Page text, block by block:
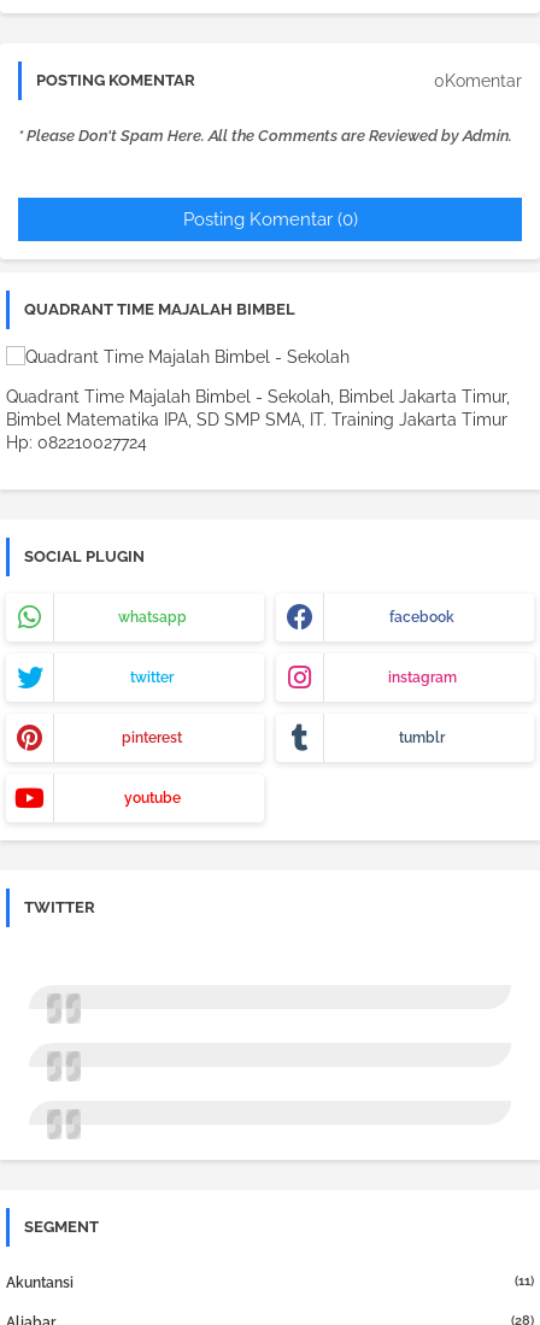
POSTING KOMENTAR 0Komentar
* Please Don't Spam Here. All the Comments are Reviewed by Admin.
Posting Komentar (0)
QUADRANT TIME MAJALAH BIMBEL
Quadrant Time Majalah Bimbel - Sekolah, Bimbel Jakarta Timur,
Bimbel Matematika IPA, SD SMP SMA, IT. Training Jakarta Timur
Hp: 082210027724
SOCIAL PLUGIN
whatsapp facebook
twitter instagram
pinterest tumblr
youtube
TWITTER
SEGMENT
Akuntansi (11)
(28)